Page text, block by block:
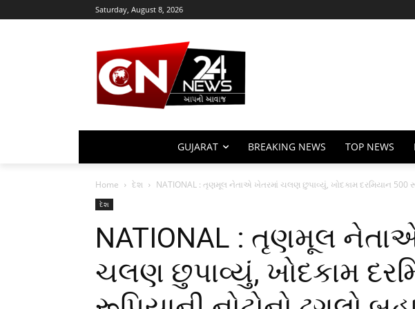
Saturday, August 8, 2026
GUJARAT BREAKING NEWS TOP NEWS
Home દેશ NATIONAL : તૃણમૂલ નેતાએ ખેતરમાં ચલણ છુપાવ્યું, ખોદકામ દરમિયાન 500
દેશ
NATIONAL : તૃણમૂલ
ચલણ છુપાવ્યું, ખોદકામ